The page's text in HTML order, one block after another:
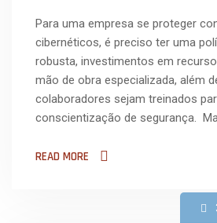
Para uma empresa se proteger
cibernéticos, é preciso ter uma
robusta, investimentos em
mão de obra especializada, além
colaboradores sejam treinados
conscientização de segurança.
READ MORE